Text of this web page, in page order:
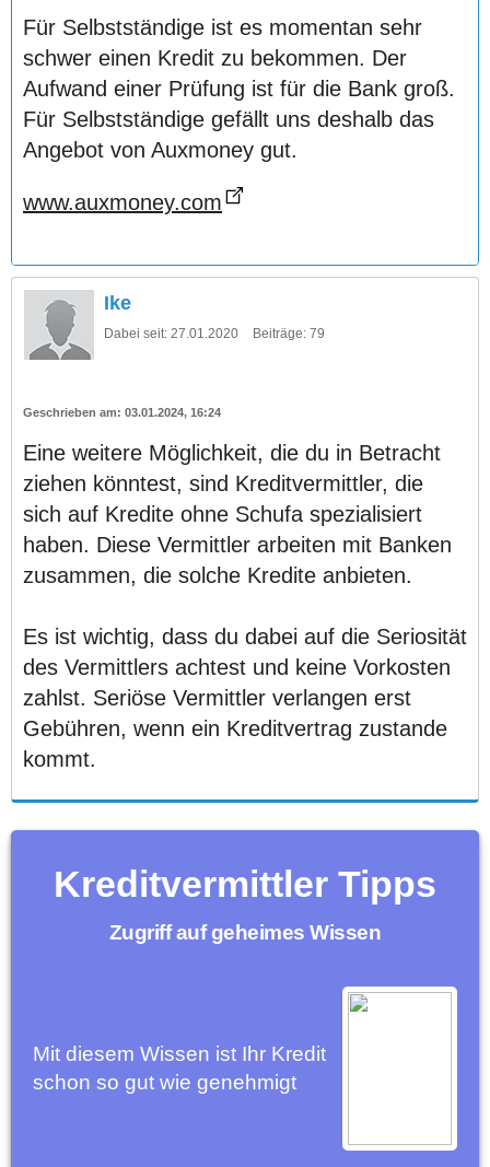
Für Selbstständige ist es momentan sehr
schwer einen Kredit zu bekommen. Der
Aufwand einer Prüfung ist für die Bank groß.
Für Selbstständige gefällt uns deshalb das
Angebot von Auxmoney gut.
www.auxmoney.com
Ike
Dabei seit: 27.01.2020 Beiträge: 79
03.01.2024, 16:24
Eine weitere Möglichkeit, die du in Betracht
ziehen könntest, sind Kreditvermittler, die
sich auf Kredite ohne Schufa spezialisiert
haben. Diese Vermittler arbeiten mit Banken
zusammen, die solche Kredite anbieten.
Es ist wichtig, dass du dabei auf die Seriosität
des Vermittlers achtest und keine Vorkosten
zahlst. Seriöse Vermittler verlangen erst
Gebühren, wenn ein Kreditvertrag zustande
kommt.
Kreditvermittler Tipps
Zugriff auf geheimes Wissen
Mit diesem Wissen ist Ihr Kredit
schon so gut wie genehmigt